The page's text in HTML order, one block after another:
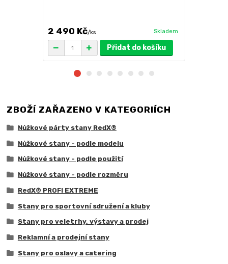
2 490 Kč/ks Skladem
Přidat do košíku
ZBOŽÍ ZAŘAZENO V KATEGORIÍCH
Nůžkové párty stany RedX®
Nůžkové stany - podle modelu
Nůžkové stany - podle použití
Nůžkové stany - podle rozměru
RedX® PROFI EXTREME
Stany pro sportovní sdružení a kluby
Stany pro veletrhy, výstavy a prodej
Reklamní a prodejní stany
Stany pro oslavy a catering